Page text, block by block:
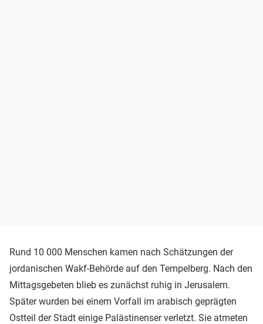
Rund 10 000 Menschen kamen nach Schätzungen der
jordanischen Wakf-Behörde auf den Tempelberg. Nach den
Mittagsgebeten blieb es zunächst ruhig in Jerusalem.
Später wurden bei einem Vorfall im arabisch geprägten
Ostteil der Stadt einige Palästinenser verletzt. Sie atmeten